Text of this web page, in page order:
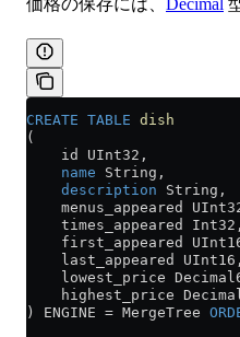
CREATE TABLE dish
(
    id UInt32,
    name
String,
    description
String,
menus_appeared
    times_appeared Int32,
first_appeared
    last_appeared UInt16,
lowest_price
highest_price
) ENGINE = MergeTree